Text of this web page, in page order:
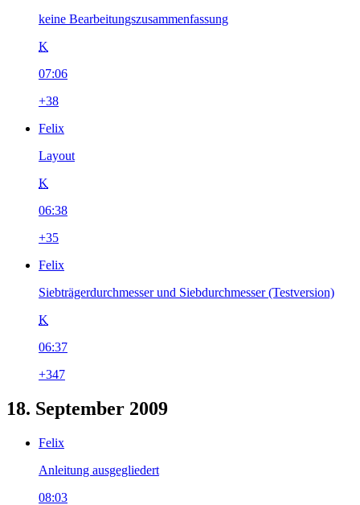
keine Bearbeitungszusammenfassung
K
07:06
+38
Felix
Layout
K
06:38
+35
Felix
Siebträgerdurchmesser und Siebdurchmesser (Testversion)
K
06:37
+347
18. September 2009
Felix
Anleitung ausgegliedert
08:03